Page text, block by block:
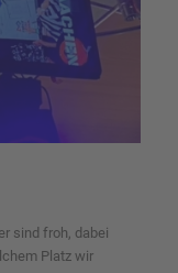
sind froh, dabei
Platz wir